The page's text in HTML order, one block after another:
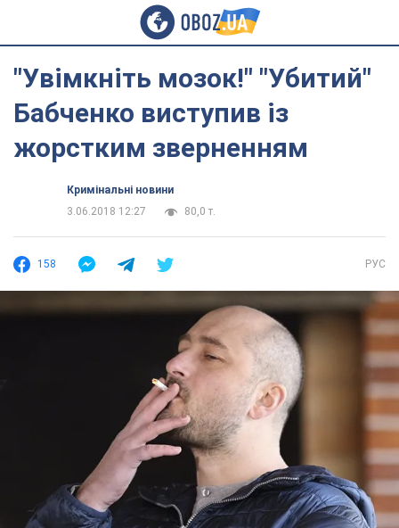
"Увімкніть мозок!" "Убитий"
Бабченко виступив із
жорстким зверненням
Кримінальні новини
3.06.2018 12:27
80,0 т.
158 РУС